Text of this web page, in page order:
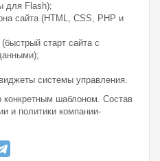
для Flash);
сайта (HTML, CSS, PHP и
старт сайта с
системы управления.
шаблоном. Состав
и политики компании-